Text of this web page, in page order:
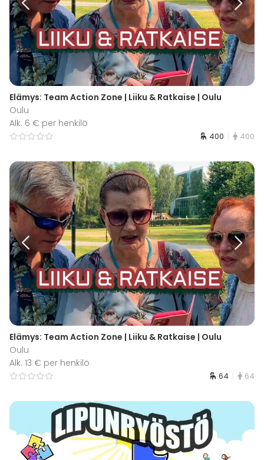
Elämys: Team Action Zone | Liiku & Ratkaise | Oulu
Oulu
Alk. 6 € per henkilö
400 400
Elämys: Team Action Zone | Liiku & Ratkaise | Oulu
Oulu
Alk. 13 € per henkilö
64 64